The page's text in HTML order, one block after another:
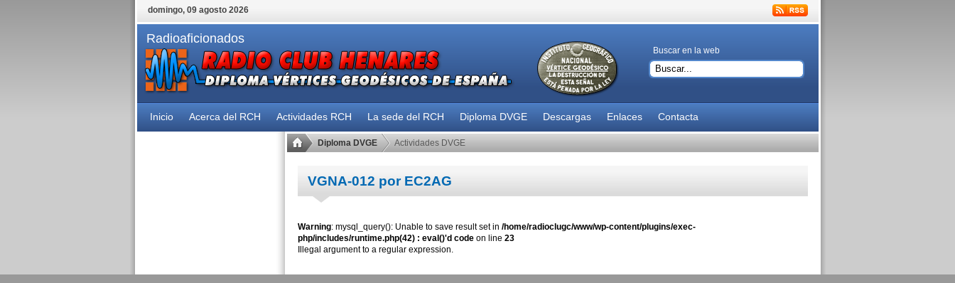
domingo, 09 agosto 2026
Radioaficionados
Buscar en la web
Inicio Acerca del RCH Actividades RCH La sede del RCH Diploma DVGE Descargas Enlaces Contacta
Diploma DVGE Actividades DVGE
VGNA-012 por EC2AG
Warning: mysql_query(): Unable to save result set in /home/radioclugc/www/wp-content/plugins/exec-
php/includes/runtime.php(42) : eval()'d codeon line 23
Illegal argument to a regular expression.